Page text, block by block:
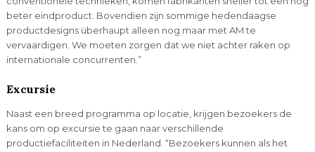
beter eindproduct. Bovendien zijn sommige hedendaagse
productdesigns überhaupt alleen nog maar met AM te
vervaardigen. We moeten zorgen dat we niet achter raken op
internationale concurrenten.”
Excursie
Naast een breed programma op locatie, krijgen bezoekers de
kans om op excursie te gaan naar verschillende
productiefaciliteiten in Nederland. “Bezoekers kunnen als het